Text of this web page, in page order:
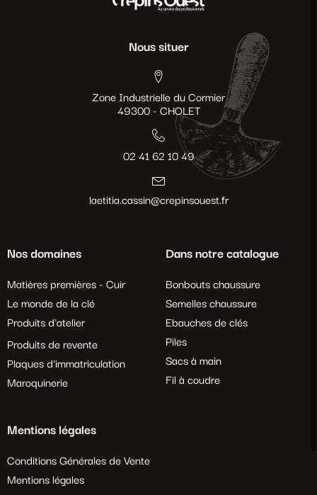
Nous situer
Zone Industrielle du Cormier
49300 - CHOLET
02 41 62 10 49
laetitia.cassin@crepinsouest.fr
Nos domaines
Matières premières - Cuir
Le monde de la clé
Produits d'atelier
Produits de revente
Plaques d'immatriculation
Maroquinerie
Dans notre catalogue
Bonbouts chaussure
Semelles chaussure
Ebauches de clés
Piles
Sacs à main
Fil à coudre
Mentions légales
Conditions Générales de Vente
Mentions légales